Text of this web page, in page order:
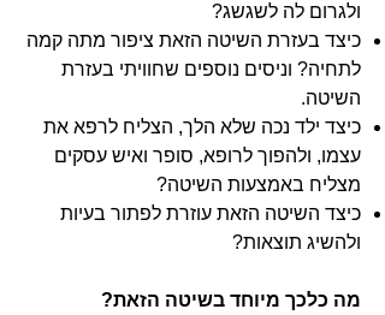
ולגרום לה לשגשג?
כיצד בעזרת השיטה הזאת ציפור מתה קמה
לתחיה? וניסים נוספים שחוויתי בעזרת
השיטה.
כיצד ילד נכה שלא הלך, הצליח לרפא את
עצמו, ולהפוך לרופא, סופר ואיש עסקים
מצליח באמצעות השיטה?
כיצד השיטה הזאת עוזרת לפתור בעיות
ולהשיג תוצאות?
מה כלכך מיוחד בשיטה הזאת?